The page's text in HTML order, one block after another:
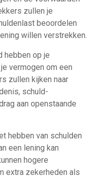
zullen je
beoordelen
willen verstrekken.
hebben op je
vermogen om een
zullen kijken naar
schuld-
aan openstaande
hebben van schulden
een lening kan
hogere
extra zekerheden als